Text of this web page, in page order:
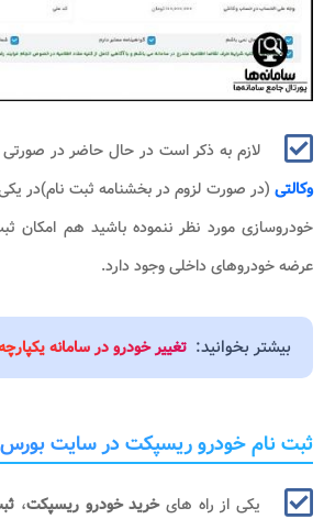
لازم به ذکر است در حال حاضر در صورتی
وکالتی (در صورت لزوم در بخشنامه ثبت نام)در
خودروسازی مورد نظر ننموده باشید هم امکان
عرضه خودروهای داخلی وجود دارد.
بیشتر بخوانید: تغییر خودرو در سامانه
ثبت نام خودرو ریسپکت در سایت بورس
یکی از راه هایخرید خودرو ریسپکت،